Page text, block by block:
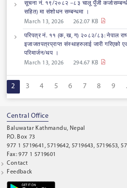
सूचना नं. १९/२०८२ –८३ चालू पुँजी
सहित) मा संशोधन सम्बन्धमा ।
March 13, 2026
262.07 KB
परिपत्र नं. ११ (क, ख, ग) २०८२/८३: नेपाल
इजाजतपत्रप्राप्त संस्थाहरुलाई जारी गरिएको
परिमार्जन/थप ।
March 13, 2026
294.67 KB
2 3 4 5 6 7 8 9
Central Office
Baluwatar Kathmandu, Nepal
P.O. Box 73
977 1 5719641, 5719642, 5719643, 5719653,
Fax: 977 1 5719601
Contact
Feedback